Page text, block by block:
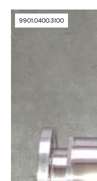
9901.0400.3100